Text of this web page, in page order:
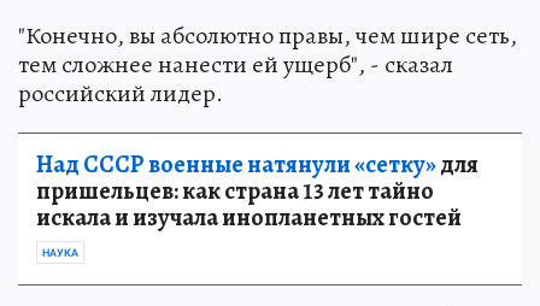
"Конечно, вы абсолютно правы, чем шире сеть,
тем сложнее нанести ей ущерб", - сказал
российский лидер.
Над СССР военные натянули «сетку»для
пришельцев: как страна 13 лет тайно
искала и изучала инопланетных гостей
НАУКА